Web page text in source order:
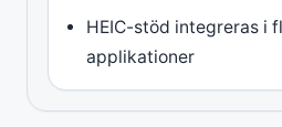
HEIC-stöd integreras i
applikationer